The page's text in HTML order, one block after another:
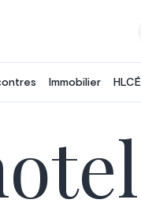
Immobilier HLCÉ